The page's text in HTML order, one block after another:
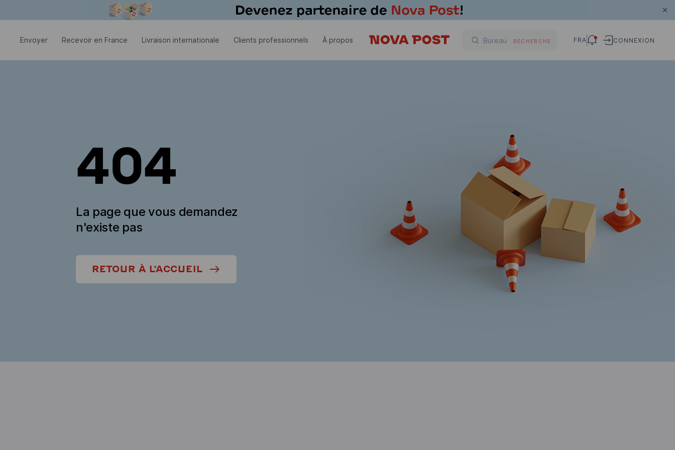
Envoyer Recevoir en France Livraison internationale Clients professionnels À propos RECHERCHE FRA CONNEXION
404
La page que vous demandez
n'existe pas
RETOUR À L'ACCUEIL
La fenêtre modale est ouverte